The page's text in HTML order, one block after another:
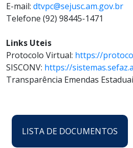
E-mail: dtvpc@sejusc.am.gov.br
Telefone (92) 98445-1471
Links Uteis
Protocolo Virtual: https://
SISCONV: https://
Transparência Emendas
LISTA DE DOCUMENTOS